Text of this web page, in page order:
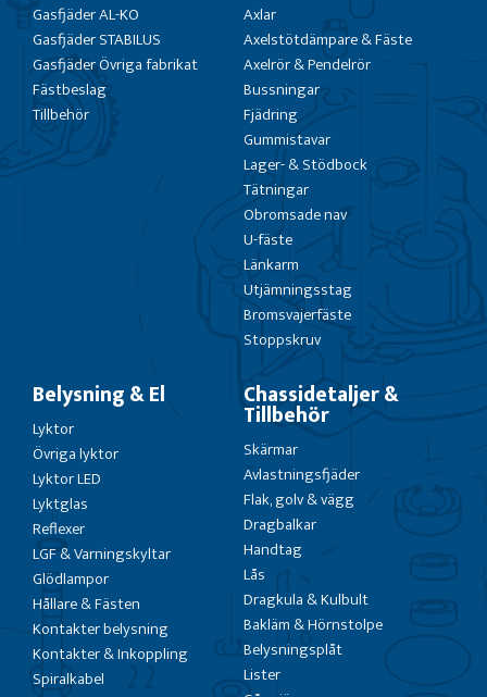
Gasfjäder AL-KO
Gasfjäder STABILUS
Gasfjäder Övriga fabrikat
Fästbeslag
Tillbehör
Axlar
Axelstötdämpare & Fäste
Axelrör & Pendelrör
Bussningar
Fjädring
Gummistavar
Lager- & Stödbock
Tätningar
Obromsade nav
U-fäste
Länkarm
Utjämningsstag
Bromsvajerfäste
Stoppskruv
Belysning & El
Lyktor
Övriga lyktor
Lyktor LED
Lyktglas
Reflexer
LGF & Varningskyltar
Glödlampor
Hållare & Fästen
Kontakter belysning
Kontakter & Inkoppling
Spiralkabel
Chassidetaljer &
Tillbehör
Skärmar
Avlastningsfjäder
Flak, golv & vägg
Dragbalkar
Handtag
Lås
Dragkula & Kulbult
Bakläm & Hörnstolpe
Belysningsplåt
Lister